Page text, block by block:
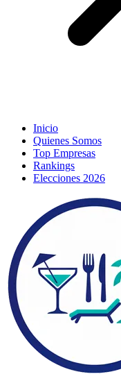
Inicio
Quienes Somos
Top Empresas
Rankings
Elecciones 2026